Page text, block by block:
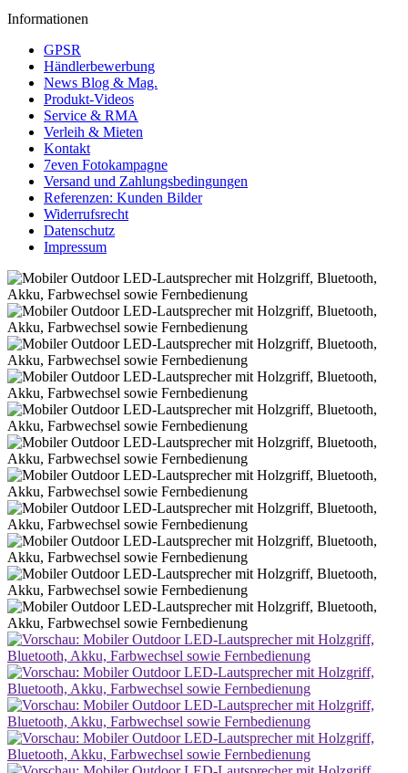
Informationen
GPSR
Händlerbewerbung
News Blog & Mag.
Produkt-Videos
Service & RMA
Verleih & Mieten
Kontakt
7even Fotokampagne
Versand und Zahlungsbedingungen
Referenzen: Kunden Bilder
Widerrufsrecht
Datenschutz
Impressum